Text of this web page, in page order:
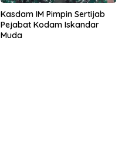
Kasdam IM Pimpin Sertijab
Pejabat Kodam Iskandar
Muda